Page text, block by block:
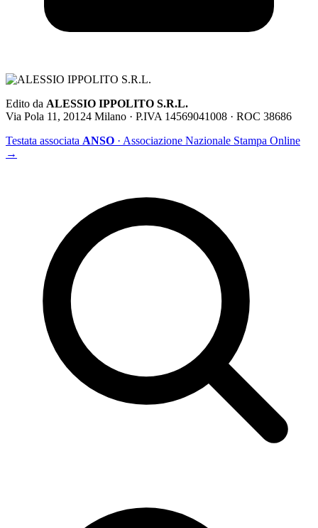
Edito da ALESSIO IPPOLITO S.R.L.
Via Pola 11, 20124 Milano · P.IVA 14569041008 · ROC 38686
Testata associata ANSO · Associazione Nazionale Stampa Online
→